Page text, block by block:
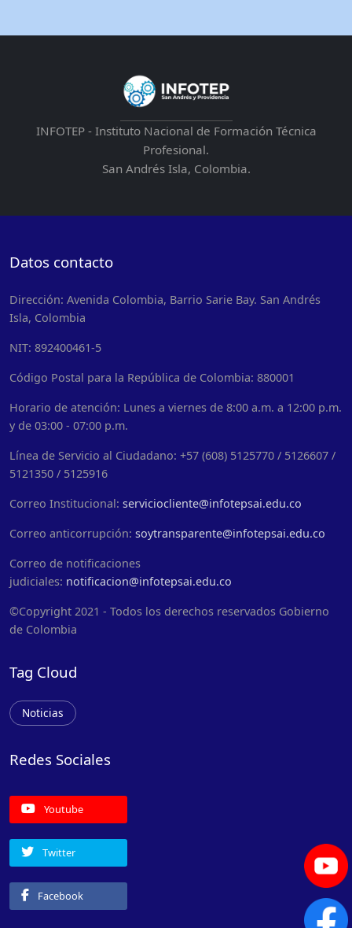
INFOTEP - Instituto Nacional de Formación Técnica
Profesional.
San Andrés Isla, Colombia.
Datos contacto
Dirección: Avenida Colombia, Barrio Sarie Bay. San Andrés
Isla, Colombia
NIT: 892400461-5
Código Postal para la República de Colombia: 880001
Horario de atención: Lunes a viernes de 8:00 a.m. a 12:00 p.m.
y de 03:00 - 07:00 p.m.
Línea de Servicio al Ciudadano: +57 (608) 5125770 / 5126607 /
5121350 / 5125916
Correo Institucional: serviciocliente@infotepsai.edu.co
Correo anticorrupción: soytransparente@infotepsai.edu.co
Correo de notificaciones
judiciales: notificacion@infotepsai.edu.co
©Copyright 2021 - Todos los derechos reservados Gobierno
de Colombia
Tag Cloud
Noticias
Redes Sociales
Youtube
Twitter
Facebook